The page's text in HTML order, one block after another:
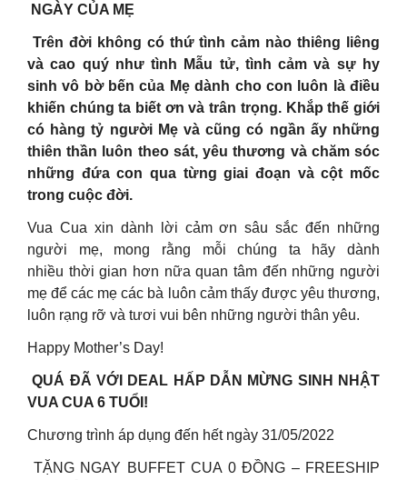
NGÀY CỦA MẸ
Trên đời không có thứ tình cảm nào thiêng liêng
và cao quý như tình Mẫu tử, tình cảm và sự hy
sinh vô bờ bến của Mẹ dành cho con luôn là điều
khiến chúng ta biết ơn và trân trọng. Khắp thế giới
có hàng tỷ người Mẹ và cũng có ngần ấy những
thiên thần luôn theo sát, yêu thương và chăm sóc
những đứa con qua từng giai đoạn và cột mốc
trong cuộc đời.
Vua Cua xin dành lời cảm ơn sâu sắc đến những
người mẹ, mong rằng mỗi chúng ta hãy dành
nhiều thời gian hơn nữa quan tâm đến những người
mẹ để các mẹ các bà luôn cảm thấy được yêu thương,
luôn rạng rỡ và tươi vui bên những người thân yêu.
Happy Mother’s Day!
QUÁ ĐÃ VỚI DEAL HẤP DẪN MỪNG SINH NHẬT
VUA CUA 6 TUỔI!
Chương trình áp dụng đến hết ngày 31/05/2022
TẶNG NGAY BUFFET CUA 0 ĐỒNG – FREESHIP